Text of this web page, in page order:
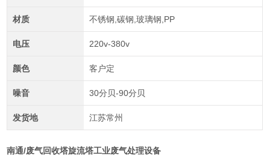
材质 不锈钢,碳钢,玻璃钢,PP
电压 220v-380v
颜色 客户定
噪音 30分贝-90分贝
发货地 江苏常州
南通/废气回收塔旋流塔工业废气处理设备